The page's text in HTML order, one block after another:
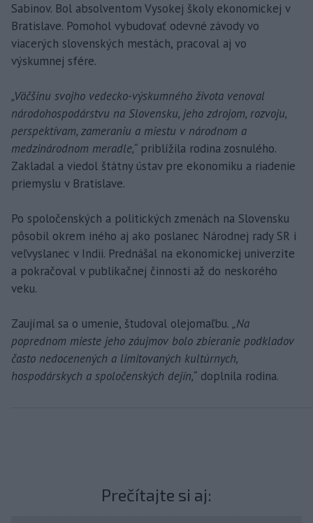
Sabinov. Bol absolventom Vysokej školy ekonomickej v
Bratislave. Pomohol vybudovať odevné závody vo
viacerých slovenských mestách, pracoval aj vo
výskumnej sfére.
„Väčšinu svojho vedecko-výskumného života venoval
národohospodárstvu na Slovensku, jeho zdrojom, rozvoju,
perspektívam, zameraniu a miestu v národnom a
medzinárodnom meradle,“ priblížila rodina zosnulého.
Zakladal a viedol štátny ústav pre ekonomiku a riadenie
priemyslu v Bratislave.
Po spoločenských a politických zmenách na Slovensku
pôsobil okrem iného aj ako poslanec Národnej rady SR i
veľvyslanec v Indii. Prednášal na ekonomickej univerzite
a pokračoval v publikačnej činnosti až do neskorého
veku.
Zaujímal sa o umenie, študoval olejomaľbu. „Na
poprednom mieste jeho záujmov bolo zbieranie podkladov
často nedocenených a limitovaných kultúrnych,
hospodárskych a spoločenských dejín,“ doplnila rodina.
Prečítajte si aj: